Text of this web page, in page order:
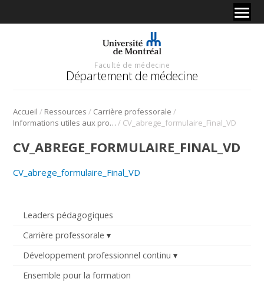
Faculté de médecine
Département de médecine
Accueil / Ressources / Carrière professorale /
Informations utiles aux professeurs / CV_abrege_formulaire_Final_VD
Leaders pédagogiques
Carrière professorale
Développement professionnel continu
Ensemble pour la formation
CV_ABREGE_FORMULAIRE_FINAL_VD
CV_abrege_formulaire_Final_VD